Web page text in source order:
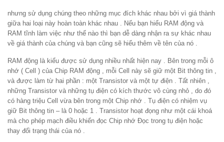
nhưng sử dụng chúng theo những mục đích khác nhau bởi vì giá thành
giữa hai loại này hoàn toàn khác nhau . Nếu bạn hiểu RAM động và
RAM tĩnh làm việc như thế nào thì bạn dễ dàng nhận ra sự khác nhau
về giá thành của chúng và bạn cũng sẽ hiểu thêm về tên của nó .
RAM động là kiểu được sử dụng nhiều nhất hiện nay . Bên trong mỗi ô
nhớ ( Cell ) của Chip RAM động , mỗi Cell này sẽ giữ một Bit thông tin ,
và được làm từ hai phần : một Transistor và một tự điện . Tất nhiên ,
những Transistor và những tụ điện có kích thước vô cùng nhỏ , do đó
có hàng triệu Cell vừa bên trong một Chip nhớ . Tụ điện có nhiệm vụ
giữ Bit thông tin – là 0 hoặc 1 . Transistor hoạt đọng như một cái khoá
mà cho phép mạch điều khiển đọc Chip nhớ Đọc trong tụ điện hoặc
thay đổi trạng thái của nó .